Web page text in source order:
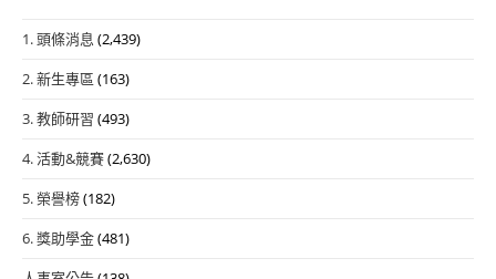
1. 頭條消息 (2,439)
2. 新生專區 (163)
3. 教師研習 (493)
4. 活動&競賽(2,630)
5. 榮譽榜(182)
6. 獎助學金(481)